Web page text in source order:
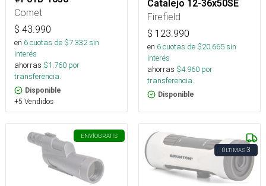
Comet
$ 43.990
en 6cuotas de $7.332sin
interés
ahorras $1.760 por
transferencia.
Disponible
+5 Vendidos
Catalejo 12-36x50SE
Firefield
$ 123.990
en 6cuotas de $20.665sin
interés
ahorras $4.960 por
transferencia.
Disponible
ENVÍOGRATIS
ÚLTIMAS3